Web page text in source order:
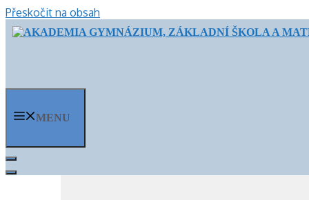
Přeskočit na obsah
MENU